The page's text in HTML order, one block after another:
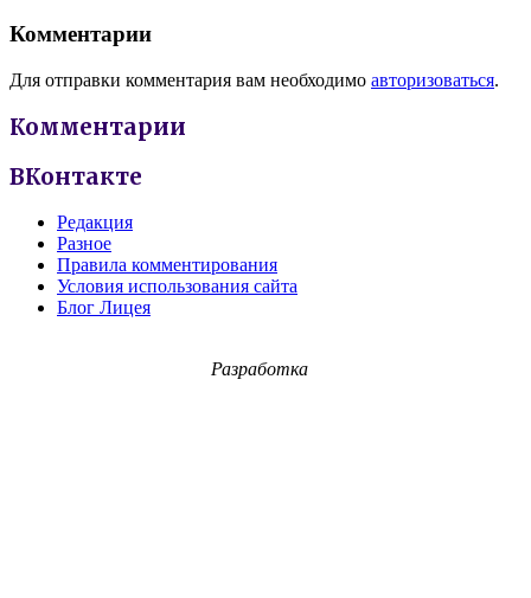
Комментарии
Для отправки комментария вам необходимо авторизоваться.
Комментарии
ВКонтакте
Редакция
Разное
Правила комментирования
Условия использования сайта
Блог Лицея
Разработка